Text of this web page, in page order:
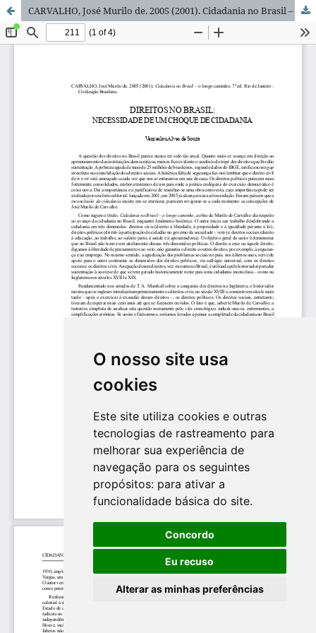
O nosso site usa
cookies
Este site utiliza cookies e outras
tecnologias de rastreamento para
melhorar sua experiência de
navegação para os seguintes
propósitos: para ativar a
funcionalidade básica do site.
Concordo
Eu recuso
Alterar as minhas preferências
CARVALHO, José Murilo de. 2005 (2001). Cidadania no Brasil – o longo caminho.